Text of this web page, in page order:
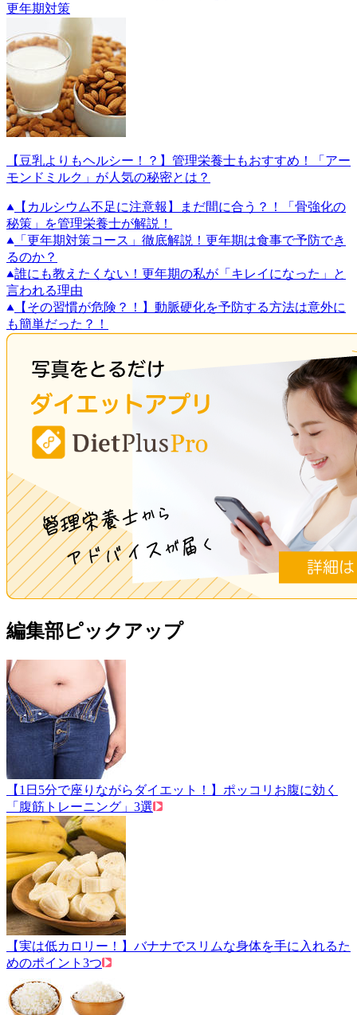
更年期対策
【豆乳よりもヘルシー！？】管理栄養士もおすすめ！「アー
モンドミルク」が人気の秘密とは？
【カルシウム不足に注意報】まだ間に合う？！「骨強化の
秘策」を管理栄養士が解説！
「更年期対策コース」徹底解説！更年期は食事で予防でき
るのか？
誰にも教えたくない！更年期の私が「キレイになった」と
言われる理由
【その習慣が危険？！】動脈硬化を予防する方法は意外に
も簡単だった？！
編集部ピックアップ
【1日5分で座りながらダイエット！】ポッコリお腹に効く
「腹筋トレーニング」3選
【実は低カロリー！】バナナでスリムな身体を手に入れるた
めのポイント3つ